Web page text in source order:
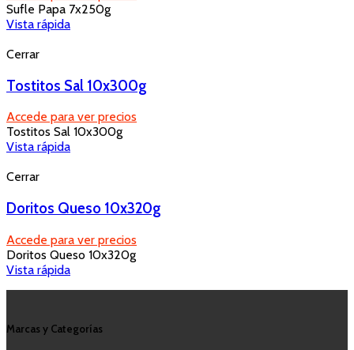
Sufle Papa 7x250g
Vista rápida
Cerrar
Tostitos Sal 10x300g
Accede para ver precios
Tostitos Sal 10x300g
Vista rápida
Cerrar
Doritos Queso 10x320g
Accede para ver precios
Doritos Queso 10x320g
Vista rápida
Marcas y Categorías